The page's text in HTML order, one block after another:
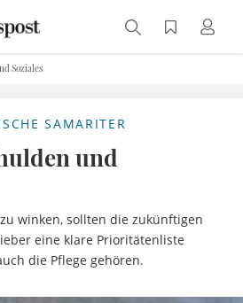
Soziales
SAMARITER
und
winken, sollten die zukünftigen
eine klare Prioritätenliste
die Pflege gehören.